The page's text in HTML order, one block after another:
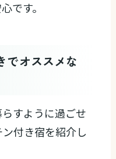
です。
でオススメな
すように過ごせ
付き宿を紹介し